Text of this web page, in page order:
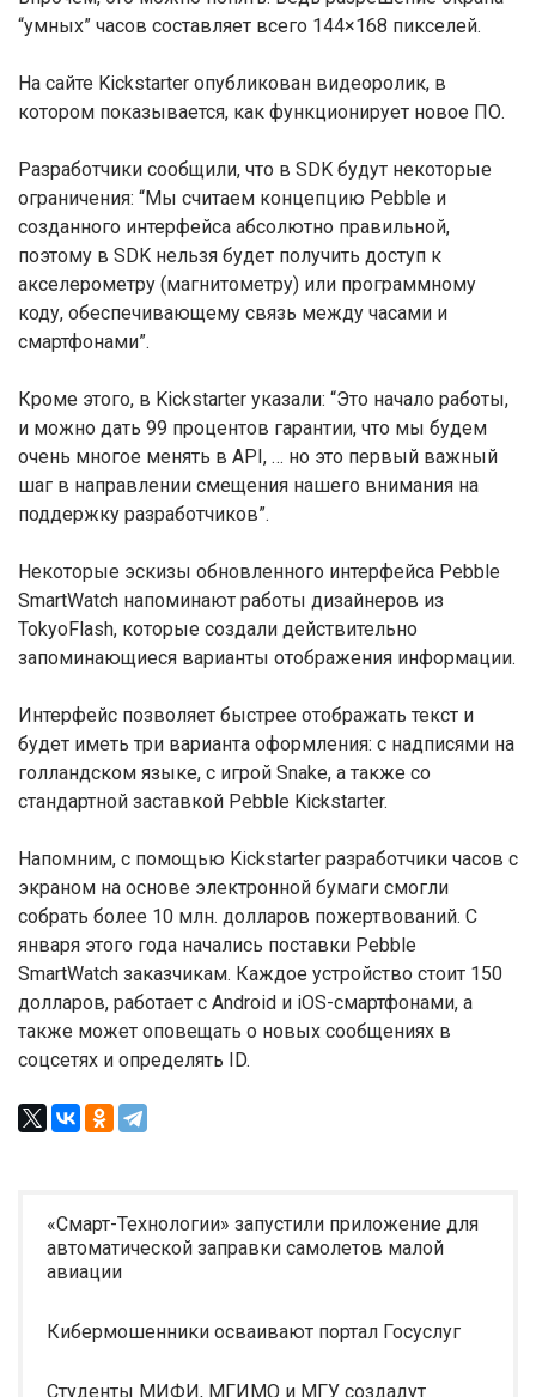
“умных” часов составляет всего 144×168 пикселей.
На сайте Kickstarter опубликован видеоролик, в
котором показывается, как функционирует новое ПО.
Разработчики сообщили, что в SDK будут некоторые
ограничения: “Мы считаем концепцию Pebble и
созданного интерфейса абсолютно правильной,
поэтому в SDK нельзя будет получить доступ к
акселерометру (магнитометру) или программному
коду, обеспечивающему связь между часами и
смартфонами”.
Кроме этого, в Kickstarter указали: “Это начало работы,
и можно дать 99 процентов гарантии, что мы будем
очень многое менять в API, … но это первый важный
шаг в направлении смещения нашего внимания на
поддержку разработчиков”.
Некоторые эскизы обновленного интерфейса Pebble
SmartWatch напоминают работы дизайнеров из
TokyoFlash, которые создали действительно
запоминающиеся варианты отображения информации.
Интерфейс позволяет быстрее отображать текст и
будет иметь три варианта оформления: с надписями на
голландском языке, с игрой Snake, а также со
стандартной заставкой Pebble Kickstarter.
Напомним, с помощью Kickstarter разработчики часов с
экраном на основе электронной бумаги смогли
собрать более 10 млн. долларов пожертвований. С
января этого года начались поставки Pebble
SmartWatch заказчикам. Каждое устройство стоит 150
долларов, работает с Android и iOS-смартфонами, а
также может оповещать о новых сообщениях в
соцсетях и определять ID.
«Смарт-Технологии» запустили приложение для
автоматической заправки самолетов малой
авиации
Кибермошенники осваивают портал Госуслуг
Студенты МИФИ, МГИМО и МГУ создадут